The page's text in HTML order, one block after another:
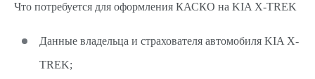
Что потребуется для оформления КАСКО на KIA X-TREK
Данные владельца и страхователя автомобиля KIA X-
TREK;